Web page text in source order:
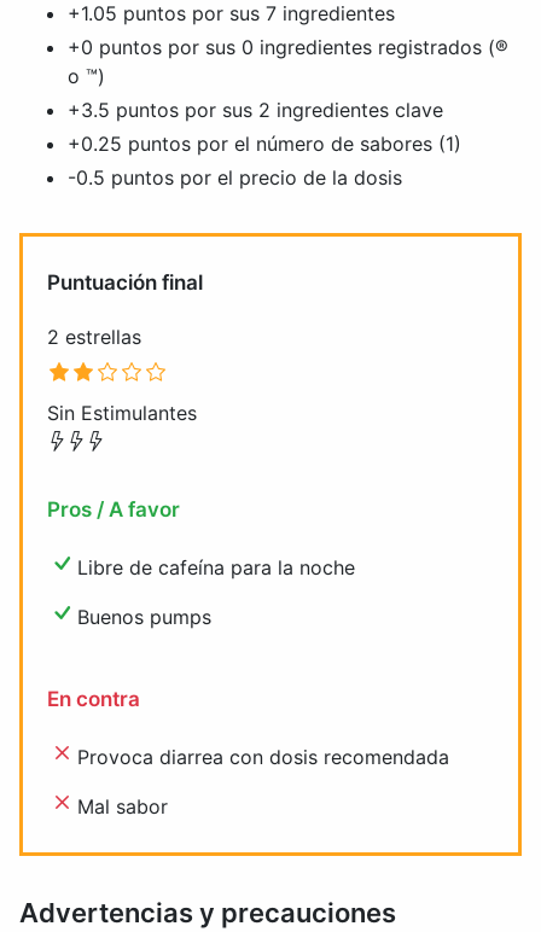
+1.05 puntos por sus 7 ingredientes
+0 puntos por sus 0 ingredientes registrados (®
o ™)
+3.5 puntos por sus 2 ingredientes clave
+0.25 puntos por el número de sabores (1)
-0.5 puntos por el precio de la dosis
Puntuación final
2 estrellas
Sin Estimulantes
Pros / A favor
Libre de cafeína para la noche
Buenos pumps
En contra
Provoca diarrea con dosis recomendada
Mal sabor
Advertencias y precauciones